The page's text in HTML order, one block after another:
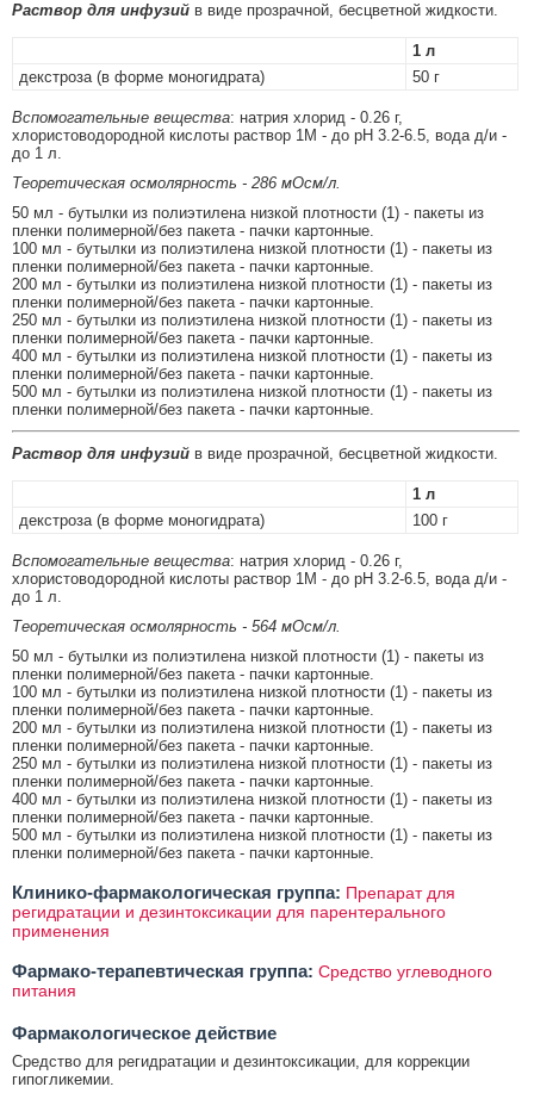
Раствор для инфузий в виде прозрачной, бесцветной жидкости.
1 л
декстроза (в форме моногидрата)
50 г
Вспомогательные вещества: натрия хлорид - 0.26 г,
хлористоводородной кислоты раствор 1М - до pH 3.2-6.5, вода д/и -
до 1 л.
Теоретическая осмолярность - 286 мОсм/л.
50 мл - бутылки из полиэтилена низкой плотности (1) - пакеты из
пленки полимерной/без пакета - пачки картонные.
100 мл - бутылки из полиэтилена низкой плотности (1) - пакеты из
пленки полимерной/без пакета - пачки картонные.
200 мл - бутылки из полиэтилена низкой плотности (1) - пакеты из
пленки полимерной/без пакета - пачки картонные.
250 мл - бутылки из полиэтилена низкой плотности (1) - пакеты из
пленки полимерной/без пакета - пачки картонные.
400 мл - бутылки из полиэтилена низкой плотности (1) - пакеты из
пленки полимерной/без пакета - пачки картонные.
500 мл - бутылки из полиэтилена низкой плотности (1) - пакеты из
пленки полимерной/без пакета - пачки картонные.
Раствор для инфузий в виде прозрачной, бесцветной жидкости.
1 л
декстроза (в форме моногидрата)
100 г
Вспомогательные вещества: натрия хлорид - 0.26 г,
хлористоводородной кислоты раствор 1М - до pH 3.2-6.5, вода д/и -
до 1 л.
Теоретическая осмолярность - 564 мОсм/л.
50 мл - бутылки из полиэтилена низкой плотности (1) - пакеты из
пленки полимерной/без пакета - пачки картонные.
100 мл - бутылки из полиэтилена низкой плотности (1) - пакеты из
пленки полимерной/без пакета - пачки картонные.
200 мл - бутылки из полиэтилена низкой плотности (1) - пакеты из
пленки полимерной/без пакета - пачки картонные.
250 мл - бутылки из полиэтилена низкой плотности (1) - пакеты из
пленки полимерной/без пакета - пачки картонные.
400 мл - бутылки из полиэтилена низкой плотности (1) - пакеты из
пленки полимерной/без пакета - пачки картонные.
500 мл - бутылки из полиэтилена низкой плотности (1) - пакеты из
пленки полимерной/без пакета - пачки картонные.
Клинико-фармакологическая группа: Препарат для
регидратации и дезинтоксикации для парентерального
применения
Фармако-терапевтическая группа: Средство углеводного
питания
Фармакологическое действие
Средство для регидратации и дезинтоксикации, для коррекции
гипогликемии.